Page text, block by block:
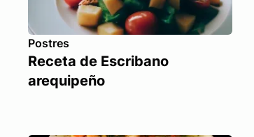
Postres
Receta de Escribano
arequipeño